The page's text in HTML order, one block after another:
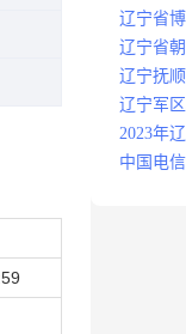
辽宁省
辽宁省
辽宁抚
辽宁军
2023年
项目招
中国电